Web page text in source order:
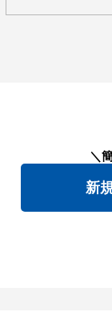
＼
新